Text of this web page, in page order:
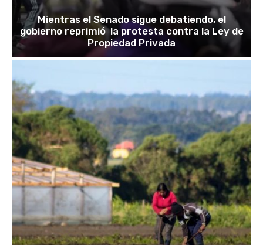
Mientras el Senado sigue debatiendo, el
gobierno reprimió la protesta contra la Ley de
Propiedad Privada